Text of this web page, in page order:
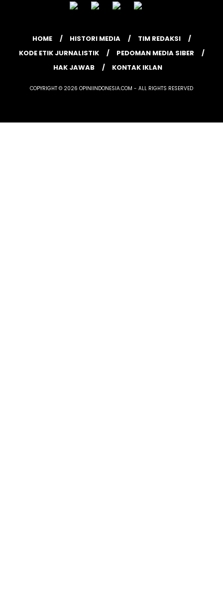
HOME HISTORI MEDIA
TIM REDAKSI
KODE ETIK JURNALISTIK
PEDOMAN MEDIA SIBER
HAK JAWAB
KONTAK IKLAN
COPYRIGHT © 2026 OPINIINDONESIA.COM - ALL RIGHTS RESERVED